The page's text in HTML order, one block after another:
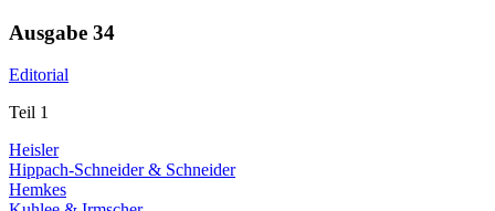
Ausgabe 34
Editorial
Teil 1
Heisler
Hippach-Schneider & Schneider
Hemkes